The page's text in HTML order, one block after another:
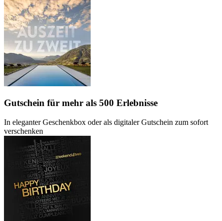
Gutschein für mehr als 500 Erlebnisse
In eleganter Geschenkbox oder als digitaler Gutschein zum sofort
verschenken